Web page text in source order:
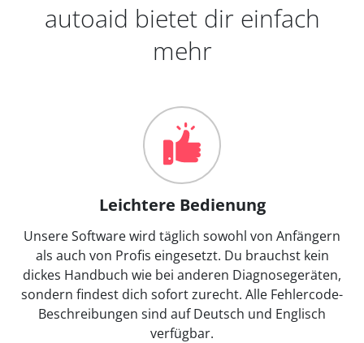
autoaid bietet dir einfach
mehr
Leichtere Bedienung
Unsere Software wird täglich sowohl von Anfängern
als auch von Profis eingesetzt. Du brauchst kein
dickes Handbuch wie bei anderen Diagnosegeräten,
sondern findest dich sofort zurecht. Alle Fehlercode-
Beschreibungen sind auf Deutsch und Englisch
verfügbar.